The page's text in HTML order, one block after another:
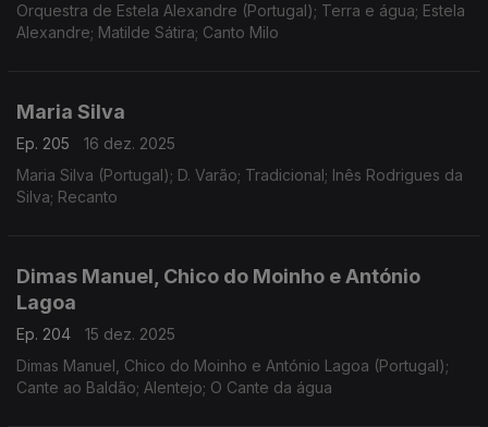
Orquestra de Estela Alexandre (Portugal); Terra e água; Estela
Alexandre; Matilde Sátira; Canto Milo
Maria Silva
Ep. 205
16 dez. 2025
Maria Silva (Portugal); D. Varão; Tradicional; Inês Rodrigues da
Silva; Recanto
Dimas Manuel, Chico do Moinho e António
Lagoa
Ep. 204
15 dez. 2025
Dimas Manuel, Chico do Moinho e António Lagoa (Portugal);
Cante ao Baldão; Alentejo; O Cante da água